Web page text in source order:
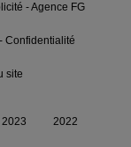
- Agence FG
Confidentialité
site
2023 2022